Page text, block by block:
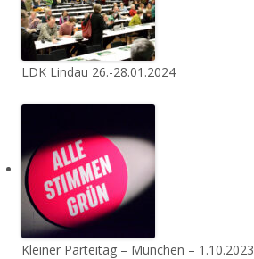
LDK Lindau 26.-28.01.2024
Kleiner Parteitag – München – 1.10.2023